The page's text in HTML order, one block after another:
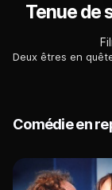
Tenue de
Comédie en